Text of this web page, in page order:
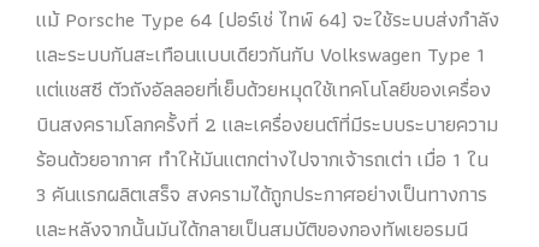
แม้ Porsche Type 64 (ปอร์เช่ ไทพ์ 64) จะใช้ระบบส่งกำลัง
และระบบกันสะเทือนแบบเดียวกันกับ Volkswagen Type 1
แต่แชสซี ตัวถังอัลลอยที่เย็บด้วยหมุดใช้เทคโนโลยีของเครื่อง
บินสงครามโลกครั้งที่ 2 และเครื่องยนต์ที่มีระบบระบายความ
ร้อนด้วยอากาศ ทำให้มันแตกต่างไปจากเจ้ารถเต่า เมื่อ 1 ใน
3 คันแรกผลิตเสร็จ สงครามได้ถูกประกาศอย่างเป็นทางการ
และหลังจากนั้นมันได้กลายเป็นสมบัติของกองทัพเยอรมนี